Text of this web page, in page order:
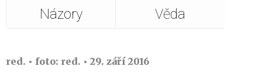
Názory
Věda
red. • foto: red. • 29. září 2016